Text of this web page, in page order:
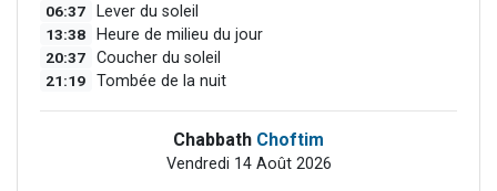
06:37 Lever du soleil
13:38 Heure de milieu du jour
20:37 Coucher du soleil
21:19 Tombée de la nuit
Chabbath Choftim
Vendredi 14 Août 2026